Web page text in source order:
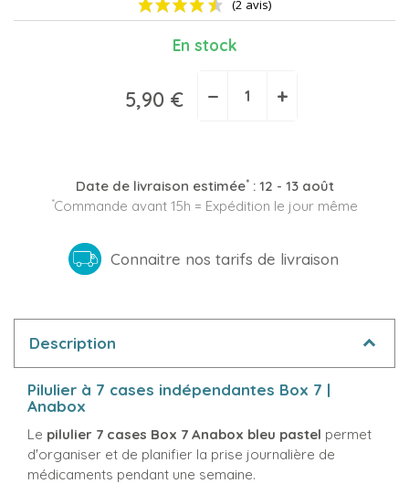
En stock
5,90 € − +
Date de livraison estimée*: 12 - 13 août
*Commande avant 15h = Expédition le jour même
Connaitre nos tarifs de livraison
Description
Pilulier à 7 cases indépendantes Box 7 |
Anabox
Le pilulier 7 cases Box 7 Anabox bleu pastel permet
d'organiser et de planifier la prise journalière de
médicaments pendant une semaine.